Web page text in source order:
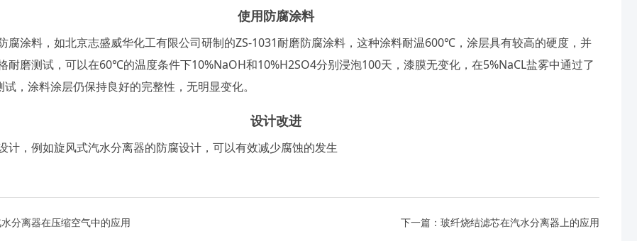
使用防腐涂料
腐涂料，如北京志盛威华化工有限公司研制的ZS-1031耐磨防腐涂料，这种涂料耐温600℃，涂层具有较高的硬度，并
耐磨测试，可以在60℃的温度条件下10%NaOH和10%H2SO4分别浸泡100天，漆膜无变化，在5%NaCL盐雾中通过了
，涂料涂层仍保持良好的完整性，无明显变化。
设计改进
计，例如旋风式汽水分离器的防腐设计，可以有效减少腐蚀的发生
分离器在压缩空气中的应用 下一篇： 玻纤烧结滤芯在汽水分离器上的应用